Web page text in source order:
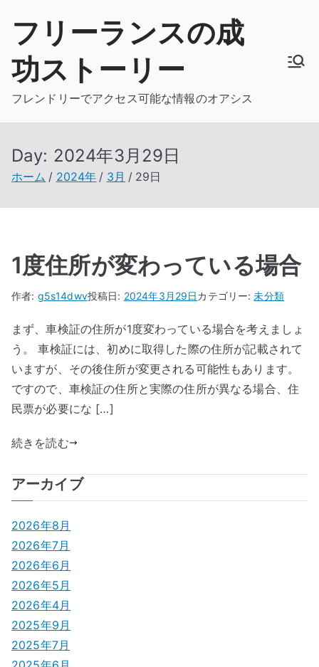
フリーランスの成
功ストーリー
フレンドリーでアクセス可能な情報のオアシス
Day: 2024年3月29日
ホーム 2024年 3月 29日
1度住所が変わっている場合
作者: g5s14dwv投稿日: 2024年3月29日カテゴリー:未分類
まず、車検証の住所が1度変わっている場合を考えましょ
う。 車検証には、初めに取得した際の住所が記載されて
いますが、その後住所が変更される可能性もあります。
ですので、車検証の住所と実際の住所が異なる場合、住
民票が必要にな […]
続きを読む
アーカイブ
2026年8月
2026年7月
2026年6月
2026年5月
2026年4月
2025年9月
2025年7月